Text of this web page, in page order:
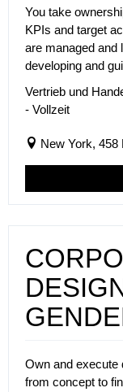
You take
KPIs and target
are managed and
developing and
Vertrieb und
- Vollzeit
New York,
Own and execute
from concept to